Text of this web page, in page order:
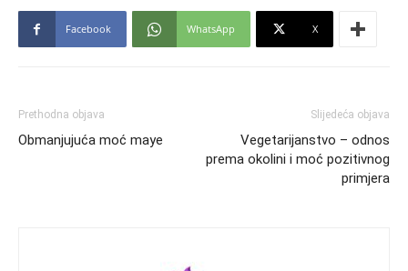
Facebook WhatsApp X
Prethodna objava
Obmanjujuća moć maye
Slijedeća objava
Vegetarijanstvo – odnos
prema okolini i moć pozitivnog
primjera